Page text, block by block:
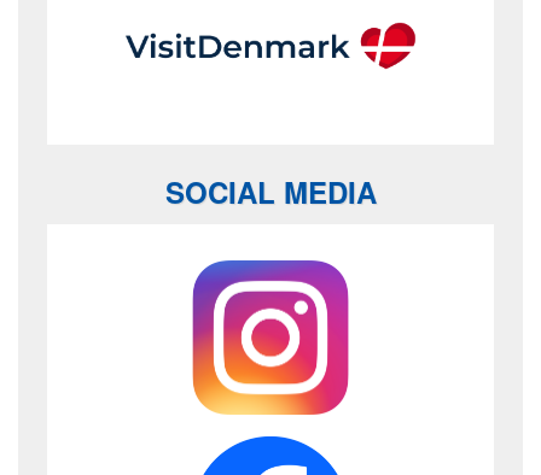
SOCIAL MEDIA